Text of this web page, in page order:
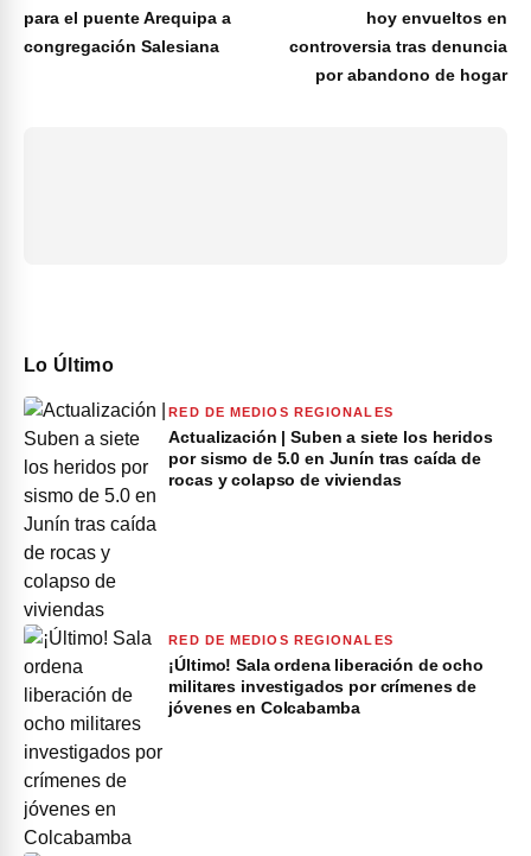
para el puente Arequipa a
congregación Salesiana
hoy envueltos en
controversia tras denuncia
por abandono de hogar
Lo Último
RED DE MEDIOS REGIONALES
Actualización | Suben a siete los heridos
por sismo de 5.0 en Junín tras caída de
rocas y colapso de viviendas
RED DE MEDIOS REGIONALES
¡Último! Sala ordena liberación de ocho
militares investigados por crímenes de
jóvenes en Colcabamba